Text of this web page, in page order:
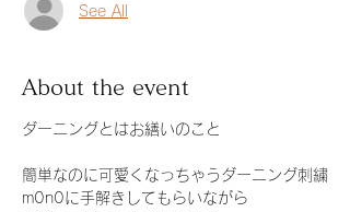
See All
About the event
ダーニングとはお繕いのこと
簡単なのに可愛くなっちゃうダーニング刺繍
m0n0に手解きしてもらいながら